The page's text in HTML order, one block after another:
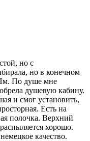
но с
но в конечном
По душе мне
душевую кабину.
и смог установить,
Есть на
полочка. Верхний
хорошо.
качество.